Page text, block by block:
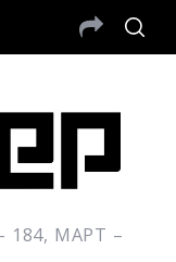
184, МАРТ –